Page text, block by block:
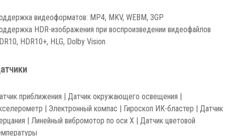
видеоформатов: MP4, MKV, WEBM, 3GP
HDR-изображения при воспроизведении видеофайлов
HDR10+, HLG, Dolby Vision
приближения | Датчик окружающего освещения |
| Электронный компас | Гироскоп ИК-бластер | Датчик
| Линейный вибромотор по оси X | Датчик цветовой